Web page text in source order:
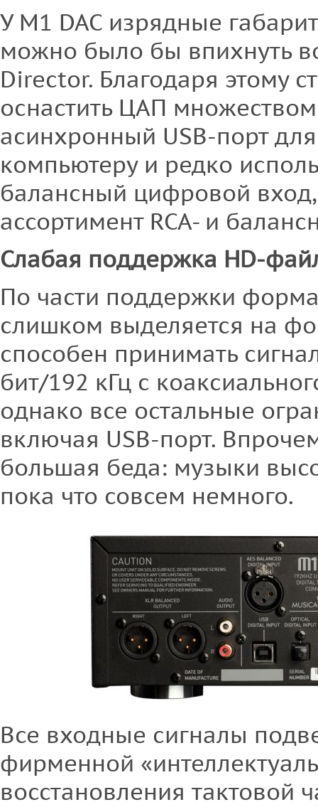
У M1 DAC изрядные
можно было бы впихнуть
Director. Благодаря этому
оснастить ЦАП
асинхронный USB-порт
компьютеру и редко
балансный цифровой
ассортимент RCA- и
Слабая поддержка HD-
По части поддержки
слишком выделяется на
способен принимать
бит/192 кГц с
однако все остальные
включая USB-порт.
большая беда: музыки
пока что совсем немного.
Все входные сигналы
фирменной
восстановления тактовой